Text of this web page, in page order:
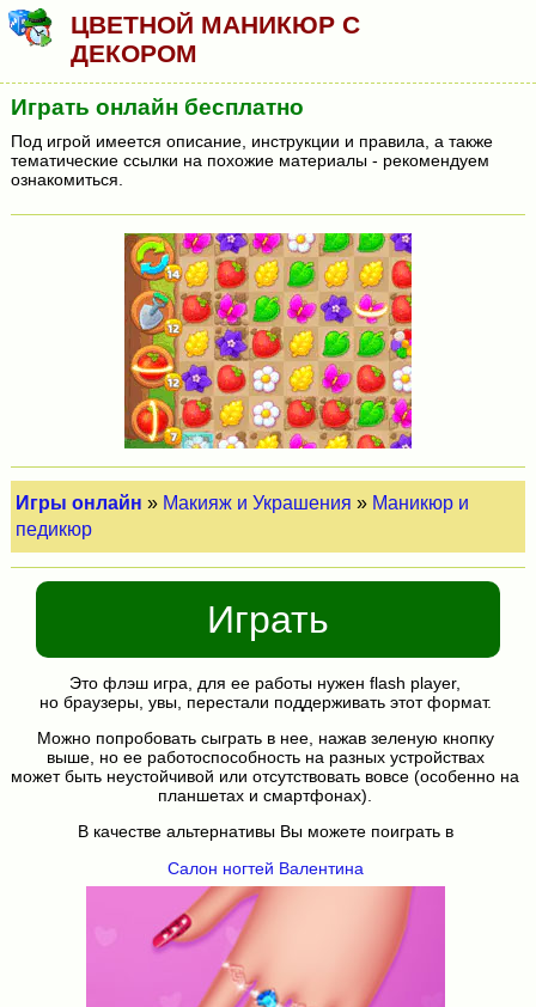
ЦВЕТНОЙ МАНИКЮР С
ДЕКОРОМ
Играть онлайн бесплатно
Под игрой имеется описание, инструкции и правила, а также
тематические ссылки на похожие материалы - рекомендуем
ознакомиться.
Игры онлайн » Макияж и Украшения » Маникюр и
педикюр
Играть
Это флэш игра, для ее работы нужен flash player,
но браузеры, увы, перестали поддерживать этот формат.
Можно попробовать сыграть в нее, нажав зеленую кнопку
выше, но ее работоспособность на разных устройствах
может быть неустойчивой или отсутствовать вовсе (особенно на
планшетах и смартфонах).
В качестве альтернативы Вы можете поиграть в
Салон ногтей Валентина